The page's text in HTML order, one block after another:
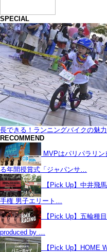
SPECIAL
長できる！ランニングバイクの魅
RECOMMEND
MVPはパリパラリ
る年間授賞式「ジャパンサ…
【Pick Up】中井飛
手権 男子エリート…
【Pick Up】五輪種
produced by …
【Pick Up】HOME